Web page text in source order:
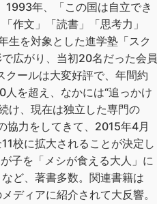
1993年、「この国は自立でき
作文」「読書」「思考力」
生を対象とした進学塾「スク
広がり、当初20名だった会員
ールは大変好評で、年間約
を超え、なかには“追っかけ
け、現在は独立した専門の
協力をしてきて、2015年4月
校に拡大されることが決定し
子を「メシが食える大人」に
ど、著書多数。関連書籍は
ディアに紹介されて大反響。